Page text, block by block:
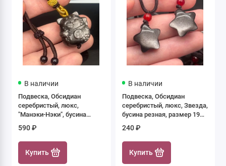
В наличии
Подвеска, Обсидиан
серебристый, люкс,
"Манэки-Нэки", бусина
цена за 1 шт.
590 ₽
Купить
В наличии
Подвеска, Обсидиан
серебристый, люкс, Звезда,
бусина резная, размер 19
240 ₽
Купить